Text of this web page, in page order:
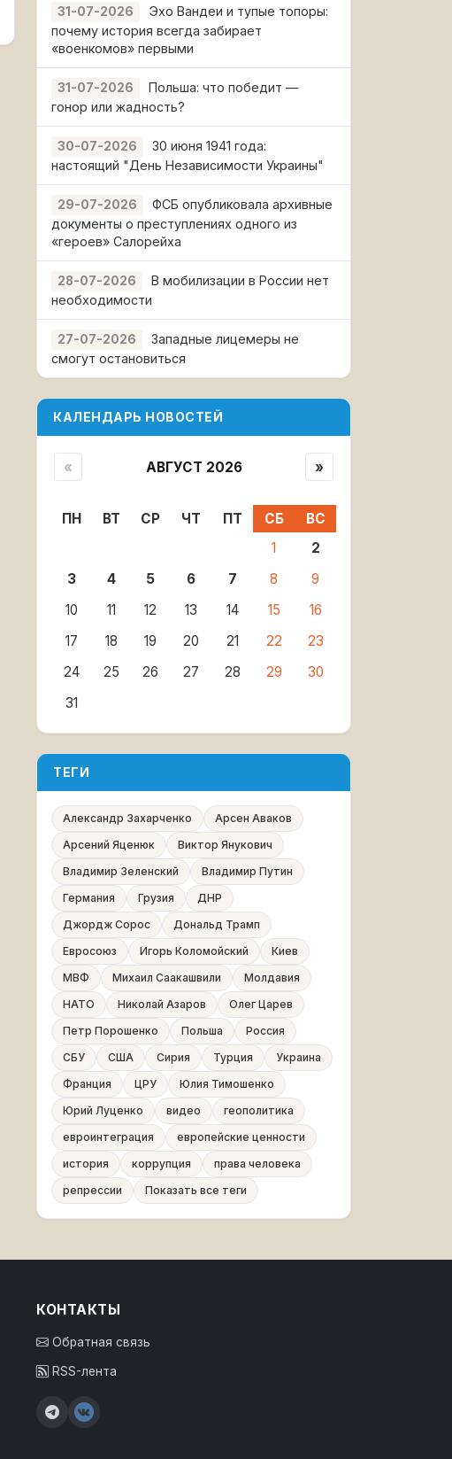
31-07-2026
Эхо Вандеи и тупые топоры:
почему история всегда забирает
«военкомов» первыми
31-07-2026
Польша: что победит —
гонор или жадность?
30-07-2026
30 июня 1941 года:
настоящий "День Независимости Украины"
29-07-2026
ФСБ опубликовала архивные
документы о преступлениях одного из
«героев» Салорейха
28-07-2026
В мобилизации в России нет
необходимости
27-07-2026
Западные лицемеры не
смогут остановиться
КАЛЕНДАРЬ НОВОСТЕЙ
« АВГУСТ 2026 »
ПН ВТ СР ЧТ ПТ СБ
ВС
1
2
3
4 5 6 7 8
9
10
11 12 13 14 15
16
17
18 19 20 21 22
23
24
25 26 27 28 29
30
31
ТЕГИ
Александр Захарченко
Арсен Аваков
Арсений Яценюк
Виктор Янукович
Владимир Зеленский
Владимир Путин
Германия
Грузия
ДНР
Джордж Сорос
Дональд Трамп
Евросоюз
Игорь Коломойский
Киев
МВФ
Михаил Саакашвили
Молдавия
НАТО
Николай Азаров
Олег Царев
Петр Порошенко
Польша
Россия
СБУ
США Сирия Турция
Украина
Франция
ЦРУ
Юлия Тимошенко
Юрий Луценко
видео
геополитика
евроинтеграция
европейские ценности
история
коррупция
права человека
репрессии
Показать все теги
КОНТАКТЫ
Обратная связь
RSS-лента